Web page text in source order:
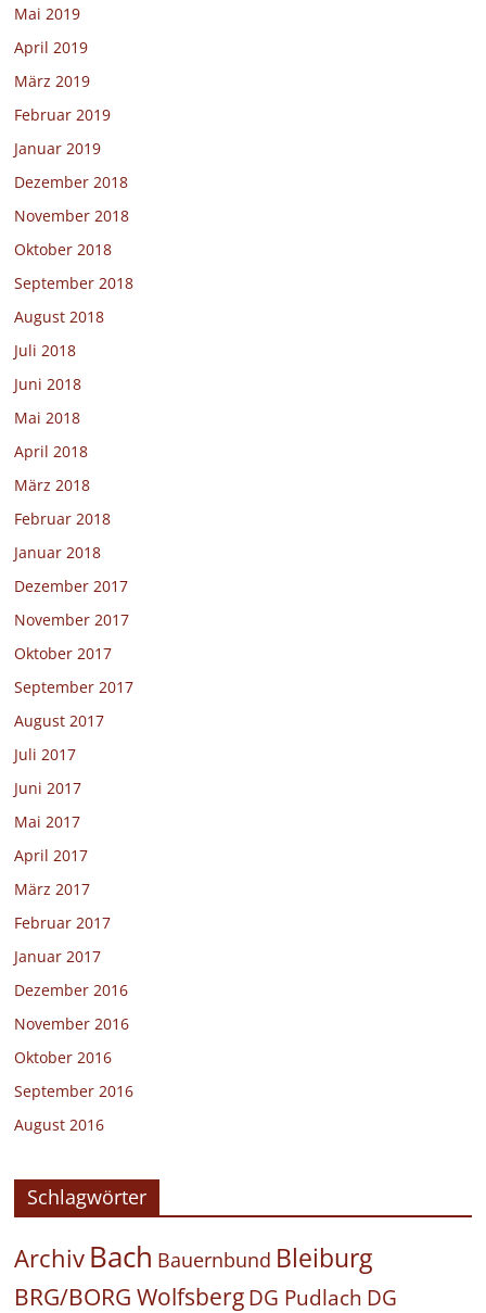
Mai 2019
April 2019
März 2019
Februar 2019
Januar 2019
Dezember 2018
November 2018
Oktober 2018
September 2018
August 2018
Juli 2018
Juni 2018
Mai 2018
April 2018
März 2018
Februar 2018
Januar 2018
Dezember 2017
November 2017
Oktober 2017
September 2017
August 2017
Juli 2017
Juni 2017
Mai 2017
April 2017
März 2017
Februar 2017
Januar 2017
Dezember 2016
November 2016
Oktober 2016
September 2016
August 2016
Schlagwörter
Archiv Bach Bauernbund Bleiburg
BRG/BORG Wolfsberg DG Pudlach DG